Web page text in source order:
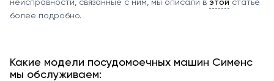
более подробно.
Какие модели посудомоечных машин Сименс
мы обслуживаем: